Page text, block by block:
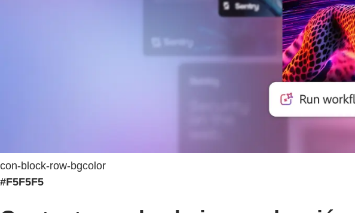
con-block-row-bgcolor
#F5F5F5